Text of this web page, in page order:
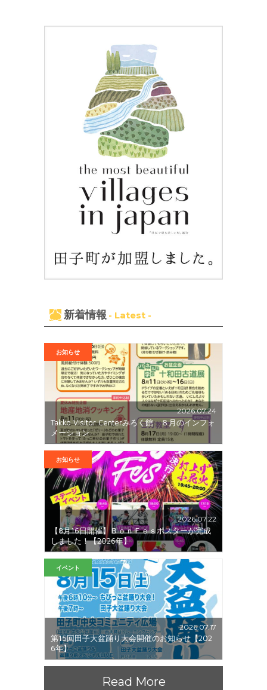
新着情報 - Latest -
お知らせ
2026.07.24
Takko Visitor Centerみろく館 ８月のインフォ
メーション
お知らせ
2026.07.22
【8月16日開催】ＢｏｎＦｅｓポスターが完成
しました！【2026年】
イベント
2026.07.17
第15回田子大盆踊り大会開催のお知らせ【202
6年】
Read More